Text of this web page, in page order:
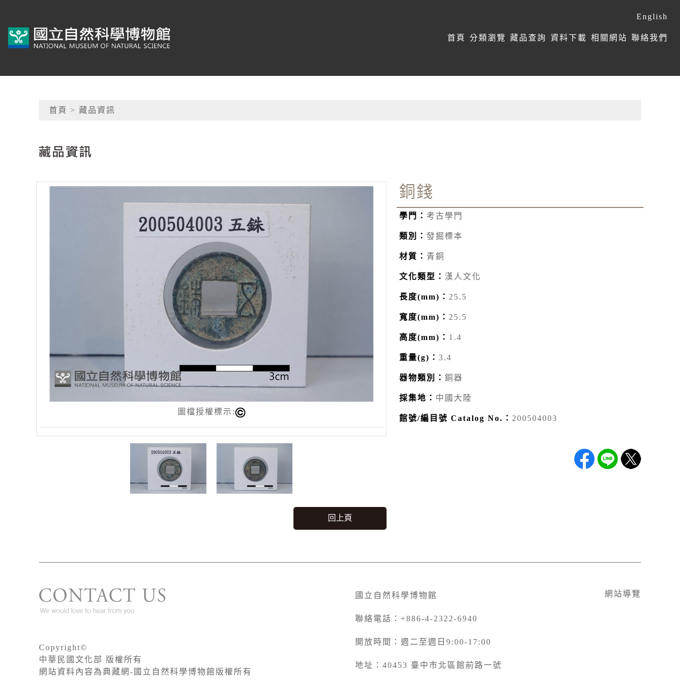
典藏網-國立自然科學博物館
網頁導覽
首頁 分類瀏覽 藏品查詢 資料下載 相關網站 聯絡我們
English
首頁 > 藏品資訊
圖檔授權標示:
銅錢
學門： 考古學門
類別： 發掘標本
材質： 青銅
文化類型： 漢人文化
長度(mm)： 25.5
寬度(mm)： 25.5
高度(mm)： 1.4
重量(g)： 3.4
器物類別： 銅器
採集地： 中國大陸
館號/編目號 Catalog No.： 200504003
回上頁
Copyright©
中華民國文化部 版權所有
網站資料內容為典藏網-國立自然科學博物館版權所有
國立自然科學博物館
聯絡電話：+886-4-2322-6940
開放時間：週二至週日9:00-17:00
地址：40453 臺中市北區館前路一號
網站導覽